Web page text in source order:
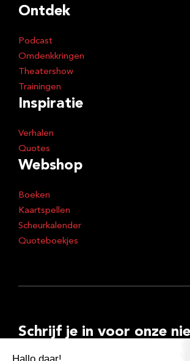
Ontdek
Podcast
Omdenkkringen
Theatershow
Trainingen
Inspiratie
Verhalen
Quotes
Webshop
Boeken
Kaartspellen
Scheurkalender
Quoteboekjes
Schrijf je in voor onze